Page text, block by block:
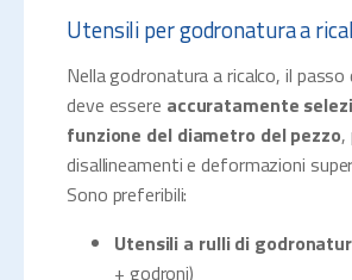
Utensili per godronatura a
Nella godronatura a ricalco, il passo
deve essere accuratamente
funzione del diametro del pezzo,
disallineamenti e deformazioni
Sono preferibili:
Utensili a rulli di
+ godroni)